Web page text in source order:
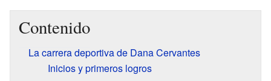
Contenido
La carrera deportiva de Dana Cervantes
Inicios y primeros logros